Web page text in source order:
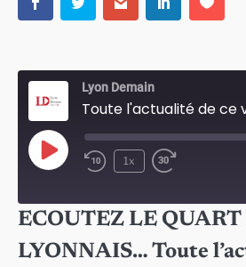
Lyon Demain
Play
1x
RSS FEED
SHARE
ECOUTEZ LE QUART
LYONNAIS… Toute